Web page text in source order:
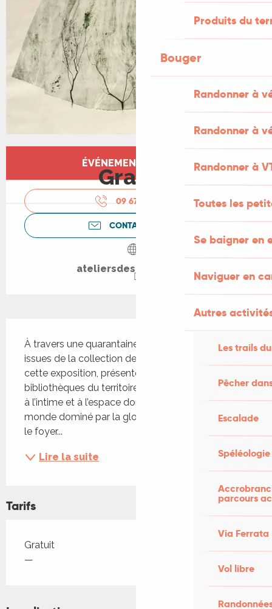
Produits du
Bouger
Randonner à
Randonner à
Randonner à
Toutes les
Se baigner en
Naviguer en
Autres
Les trails
Pêcher
Escalade
Spéléologie
parcours
Via Ferrata
Vol libre
Ouverture et coordonnées
ÉVÉNEMENT TERMINÉ
Gratuit
09 67 34 62
CONTACTEZ-NOUS
ateliersdesarques.com
À travers une quarantaine d’œuvres récentes
issues de la collection de l’Artothèque du Lot,
cette exposition, présentée dans les quatre
bibliothèques du territoire, interroge notre rapport
à l’intime et à l’espace domestique. Dans un
monde dominé par la globalisation et l’instabilité,
le foyer...
Lire la suite
Tarifs
Tarifs 2026
Gratuit
—